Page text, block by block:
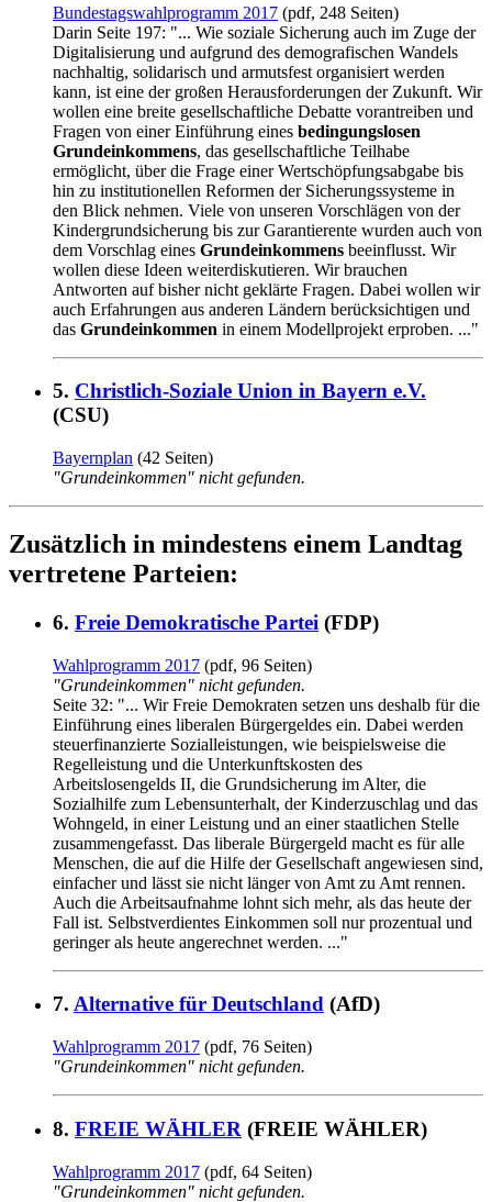
Bundestagswahlprogramm 2017 (pdf, 248 Seiten)
Darin Seite 197: "... Wie soziale Sicherung auch im Zuge der
Digitalisierung und aufgrund des demografischen Wandels
nachhaltig, solidarisch und armutsfest organisiert werden
kann, ist eine der großen Herausforderungen der Zukunft. Wir
wollen eine breite gesellschaftliche Debatte vorantreiben und
Fragen von einer Einführung eines bedingungslosen
Grundeinkommens, das gesellschaftliche Teilhabe
ermöglicht, über die Frage einer Wertschöpfungsabgabe bis
hin zu institutionellen Reformen der Sicherungssysteme in
den Blick nehmen. Viele von unseren Vorschlägen von der
Kindergrundsicherung bis zur Garantierente wurden auch von
dem Vorschlag eines Grundeinkommens beeinflusst. Wir
wollen diese Ideen weiterdiskutieren. Wir brauchen
Antworten auf bisher nicht geklärte Fragen. Dabei wollen wir
auch Erfahrungen aus anderen Ländern berücksichtigen und
das Grundeinkommen in einem Modellprojekt erproben. ..."
5. Christlich-Soziale Union in Bayern e.V.
(CSU)
Bayernplan (42 Seiten)
"Grundeinkommen" nicht gefunden.
Zusätzlich in mindestens einem Landtag
vertretene Parteien:
6. Freie Demokratische Partei (FDP)
Wahlprogramm 2017 (pdf, 96 Seiten)
"Grundeinkommen" nicht gefunden.
Seite 32: "... Wir Freie Demokraten setzen uns deshalb für die
Einführung eines liberalen Bürgergeldes ein. Dabei werden
steuerfinanzierte Sozialleistungen, wie beispielsweise die
Regelleistung und die Unterkunftskosten des
Arbeitslosengelds II, die Grundsicherung im Alter, die
Sozialhilfe zum Lebensunterhalt, der Kinderzuschlag und das
Wohngeld, in einer Leistung und an einer staatlichen Stelle
zusammengefasst. Das liberale Bürgergeld macht es für alle
Menschen, die auf die Hilfe der Gesellschaft angewiesen sind,
einfacher und lässt sie nicht länger von Amt zu Amt rennen.
Auch die Arbeitsaufnahme lohnt sich mehr, als das heute der
Fall ist. Selbstverdientes Einkommen soll nur prozentual und
geringer als heute angerechnet werden. ..."
7. Alternative für Deutschland (AfD)
Wahlprogramm 2017 (pdf, 76 Seiten)
"Grundeinkommen" nicht gefunden.
8. FREIE WÄHLER (FREIE WÄHLER)
Wahlprogramm 2017 (pdf, 64 Seiten)
"Grundeinkommen" nicht gefunden.